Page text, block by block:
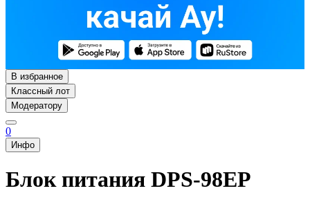
В избранное
Классный лот
Модератору
0
Инфо
Блок питания DPS-98EP